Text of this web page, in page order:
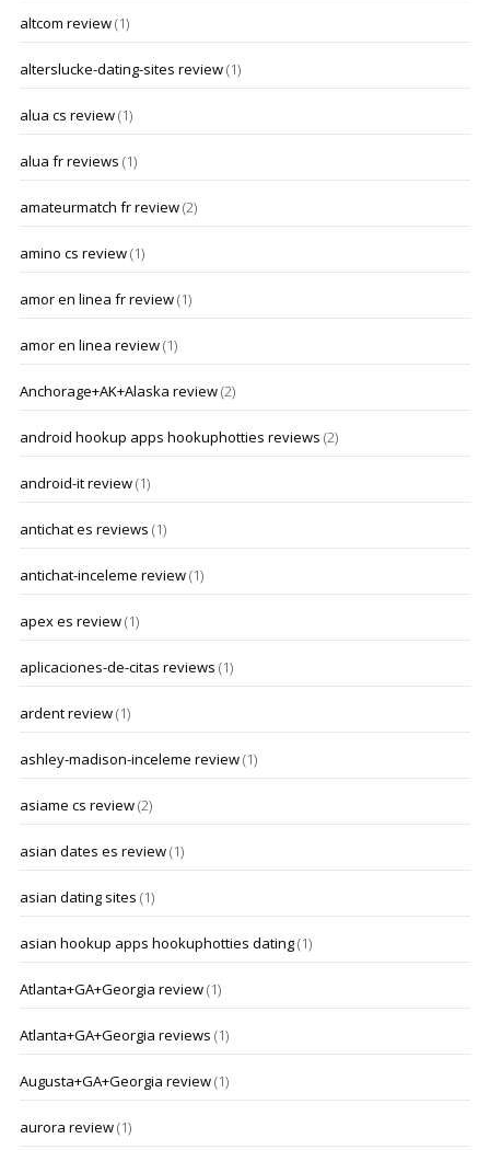
altcom review(1)
alterslucke-dating-sites review(1)
alua cs review(1)
alua fr reviews (1)
amateurmatch fr review(2)
amino cs review(1)
amor en linea fr review(1)
amor en linea review(1)
Anchorage+AK+Alaska review(2)
android hookup apps hookuphotties reviews (2)
android-it review(1)
antichat es reviews (1)
antichat-inceleme review(1)
apex es review(1)
aplicaciones-de-citas reviews (1)
ardent review(1)
ashley-madison-inceleme review(1)
asiame cs review(2)
asian dates es review(1)
asian dating sites (1)
asian hookup apps hookuphotties dating(1)
Atlanta+GA+Georgia review(1)
Atlanta+GA+Georgia reviews (1)
Augusta+GA+Georgia review(1)
aurora review(1)